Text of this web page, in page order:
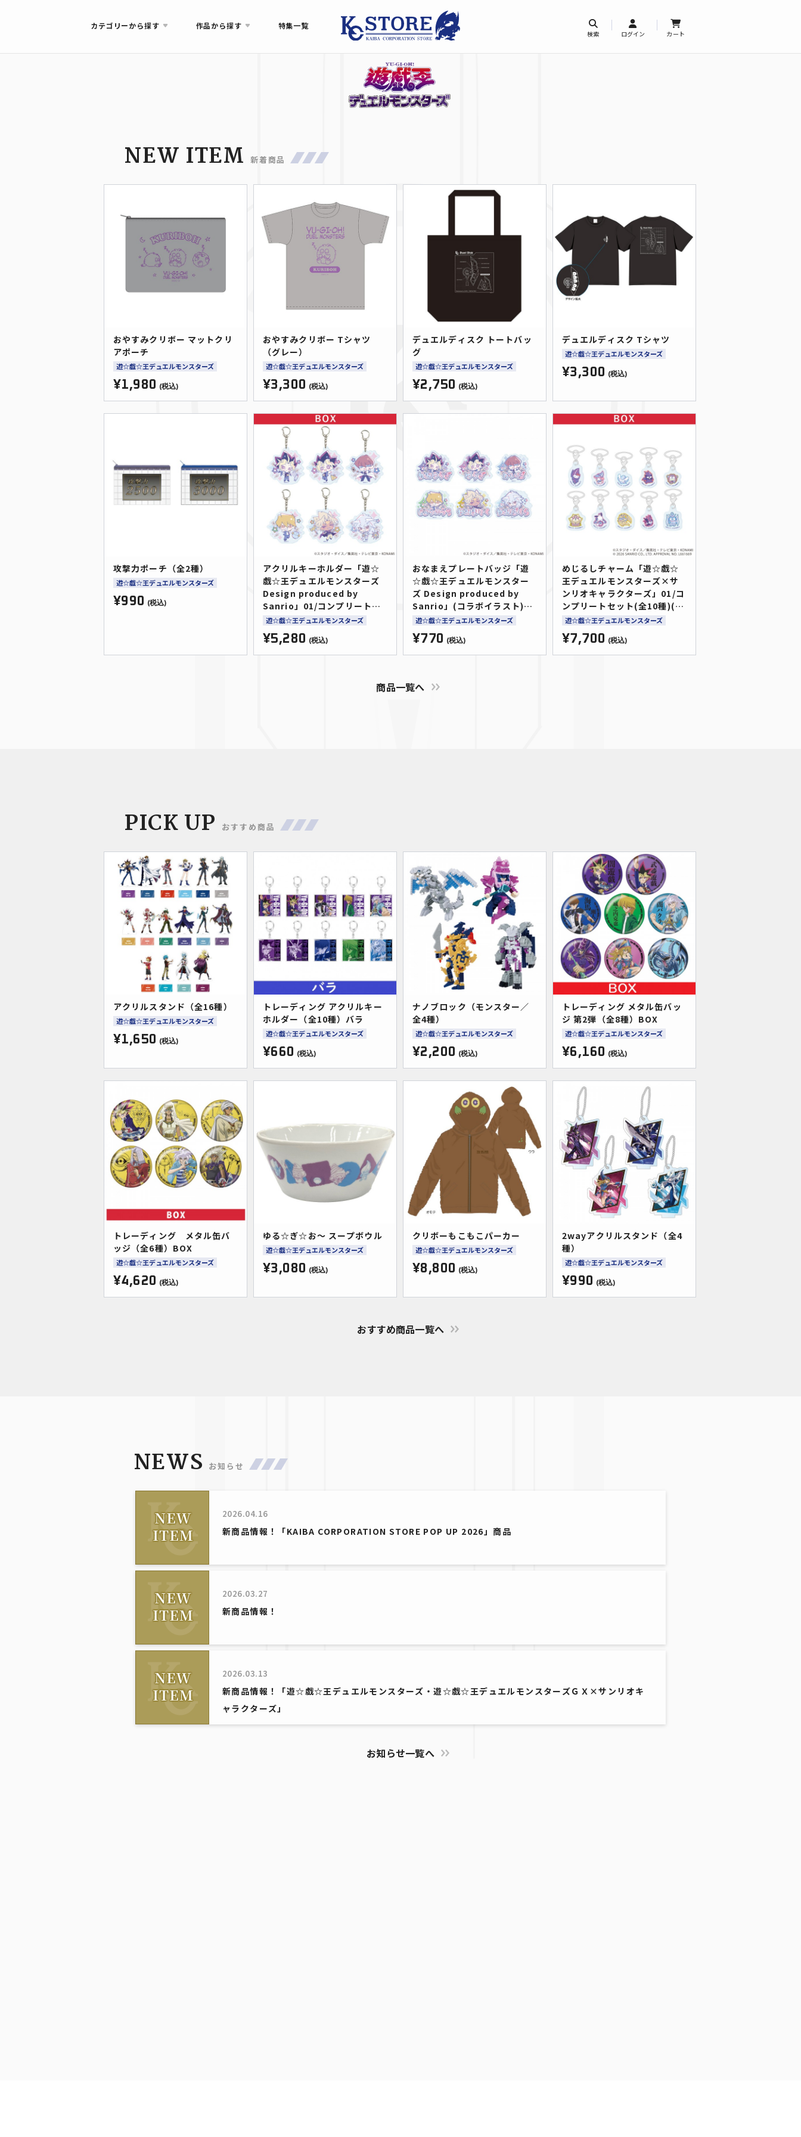
カテゴリーから探す 作品から探す 特集一覧
検索 ログイン カート
NEW ITEM 新着商品
おやすみクリボー マットクリ
アポーチ
遊☆戯☆王デュエルモンスターズ
¥1,980 (税込)
おやすみクリボー Tシャツ
（グレー）
遊☆戯☆王デュエルモンスターズ
¥3,300 (税込)
デュエルディスク トートバッ
グ
遊☆戯☆王デュエルモンスターズ
¥2,750 (税込)
デュエルディスク Tシャツ
遊☆戯☆王デュエルモンスターズ
¥3,300 (税込)
攻撃力ポーチ（全2種）
遊☆戯☆王デュエルモンスターズ
¥990 (税込)
アクリルキーホルダー「遊☆
戯☆王デュエルモンスターズ
Design produced by
Sanrio」01/コンプリートセ
ット(全6種)(コラボイラスト)
遊☆戯☆王デュエルモンスターズ
¥5,280 (税込)
おなまえプレートバッジ「遊
☆戯☆王デュエルモンスター
ズ Design produced by
Sanrio」(コラボイラスト)
（全6種）
遊☆戯☆王デュエルモンスターズ
¥770 (税込)
めじるしチャーム「遊☆戯☆
王デュエルモンスターズ×サ
ンリオキャラクターズ」01/コ
ンプリートセット(全10種)(コ
ラボイラスト)
遊☆戯☆王デュエルモンスターズ
¥7,700 (税込)
商品一覧へ
PICK UP おすすめ商品
アクリルスタンド（全16種）
遊☆戯☆王デュエルモンスターズ
¥1,650 (税込)
トレーディング アクリルキー
ホルダー（全10種）バラ
遊☆戯☆王デュエルモンスターズ
¥660 (税込)
ナノブロック（モンスター／
全4種）
遊☆戯☆王デュエルモンスターズ
¥2,200 (税込)
トレーディング メタル缶バッ
ジ 第2弾（全8種）BOX
遊☆戯☆王デュエルモンスターズ
¥6,160 (税込)
トレーディング メタル缶バ
ッジ（全6種）BOX
遊☆戯☆王デュエルモンスターズ
¥4,620 (税込)
ゆる☆ぎ☆お～ スープボウル
遊☆戯☆王デュエルモンスターズ
¥3,080 (税込)
クリボーもこもこパーカー
遊☆戯☆王デュエルモンスターズ
¥8,800 (税込)
2wayアクリルスタンド（全4
種）
遊☆戯☆王デュエルモンスターズ
¥990 (税込)
おすすめ商品一覧へ
NEWS お知らせ
2026.04.16
新商品情報！「KAIBA CORPORATION STORE POP UP 2026」商品
2026.03.27
新商品情報！
2026.03.13
新商品情報！「遊☆戯☆王デュエルモンスターズ・遊☆戯☆王デュエルモンスターズＧＸ×サンリオキ
ャラクターズ」
お知らせ一覧へ